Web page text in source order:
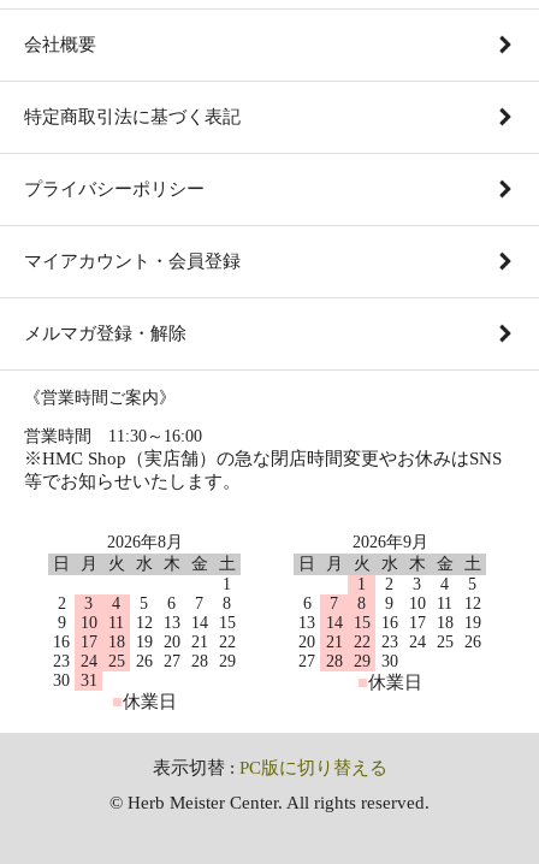
会社概要
特定商取引法に基づく表記
プライバシーポリシー
マイアカウント・会員登録
メルマガ登録・解除
《営業時間ご案内》
営業時間 11:30～16:00
※HMC Shop（実店舗）の急な閉店時間変更やお休みはSNS
等でお知らせいたします。
2026年8月
日
月 火 水 木 金
土
1
2
3 4 5 6 7
8
9
10 11 12 13 14
15
16
17 18 19 20 21
22
23
24 25 26 27 28
29
30 31
■休業日
2026年9月
日
月 火 水 木 金
土
1
2 3 4
5
6
7 8 9 10 11
12
13
14 15 16 17 18
19
20
21 22 23 24 25
26
27
28 29 30
■休業日
表示切替 : PC版に切り替える
© Herb Meister Center. All rights reserved.